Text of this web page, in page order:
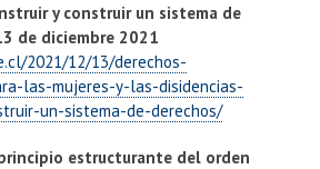
y construir un sistema de
de diciembre 2021
2021/12/13/derechos-
las-mujeres-y-las-disidencias-
un-sistema-de-derechos/
estructurante del orden